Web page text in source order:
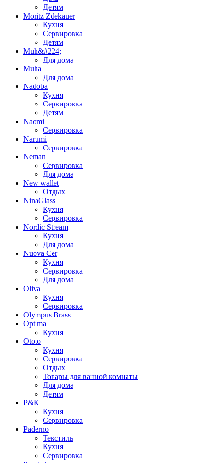
Детям
Moritz Zdekauer
Кухня
Сервировка
Детям
Muh&#224;
Для дома
Muha
Для дома
Nadoba
Кухня
Сервировка
Детям
Naomi
Сервировка
Narumi
Сервировка
Neman
Сервировка
Для дома
New wallet
Отдых
NinaGlass
Кухня
Сервировка
Nordic Stream
Кухня
Для дома
Nuova Cer
Кухня
Сервировка
Для дома
Oliva
Кухня
Сервировка
Olympus Brass
Optima
Кухня
Ototo
Кухня
Сервировка
Отдых
Товары для ванной комнаты
Для дома
Детям
P&K
Кухня
Сервировка
Paderno
Текстиль
Кухня
Сервировка